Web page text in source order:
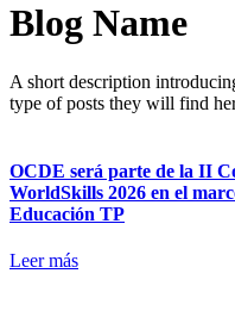
Blog Name
A short description
type of posts they will find
OCDE será parte de la II
WorldSkills 2026 en el
Educación TP
Leer más